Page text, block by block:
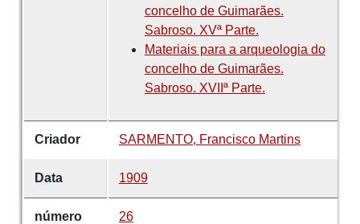
concelho de Guimarães.
Sabroso. XVª Parte.
Materiais para a arqueologia do
concelho de Guimarães.
Sabroso. XVIIª Parte.
Criador SARMENTO, Francisco Martins
Data 1909
número 26